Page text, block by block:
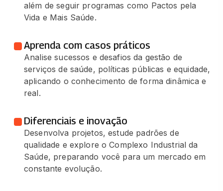
além de seguir programas como Pactos pela
Vida e Mais Saúde.
Aprenda com casos práticos
Analise sucessos e desafios da gestão de
serviços de saúde, políticas públicas e equidade,
aplicando o conhecimento de forma dinâmica e
real.
Diferenciais e inovação
Desenvolva projetos, estude padrões de
qualidade e explore o Complexo Industrial da
Saúde, preparando você para um mercado em
constante evolução.